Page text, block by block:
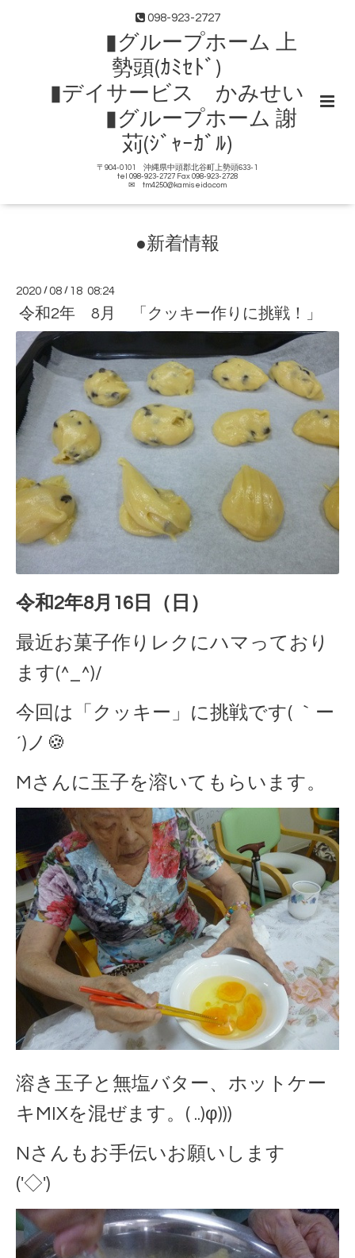
098-923-2727
▮グループホーム 上
勢頭(ｶﾐｾﾄﾞ)
▮デイサービス かみせい
▮グループホーム 謝
苅(ｼﾞｬｰｶﾞﾙ)
〒904-0101 沖縄県中頭郡北谷町上勢頭633-1
tel 098-923-2727 Fax 098-923-2728
✉ tm4250@kamiseido.com
●新着情報
2020 /08 / 18 08:24
令和2年 8月 「クッキー作りに挑戦！」
令和2年8月16日（日）
最近お菓子作りレクにハマっており
ます(^_^)/
今回は「クッキー」に挑戦です( ｀ー
´)ノ🍪
Mさんに玉子を溶いてもらいます。
溶き玉子と無塩バター、ホットケー
キMIXを混ぜます。( ..)φ)))
Nさんもお手伝いお願いします
('◇')ゞ